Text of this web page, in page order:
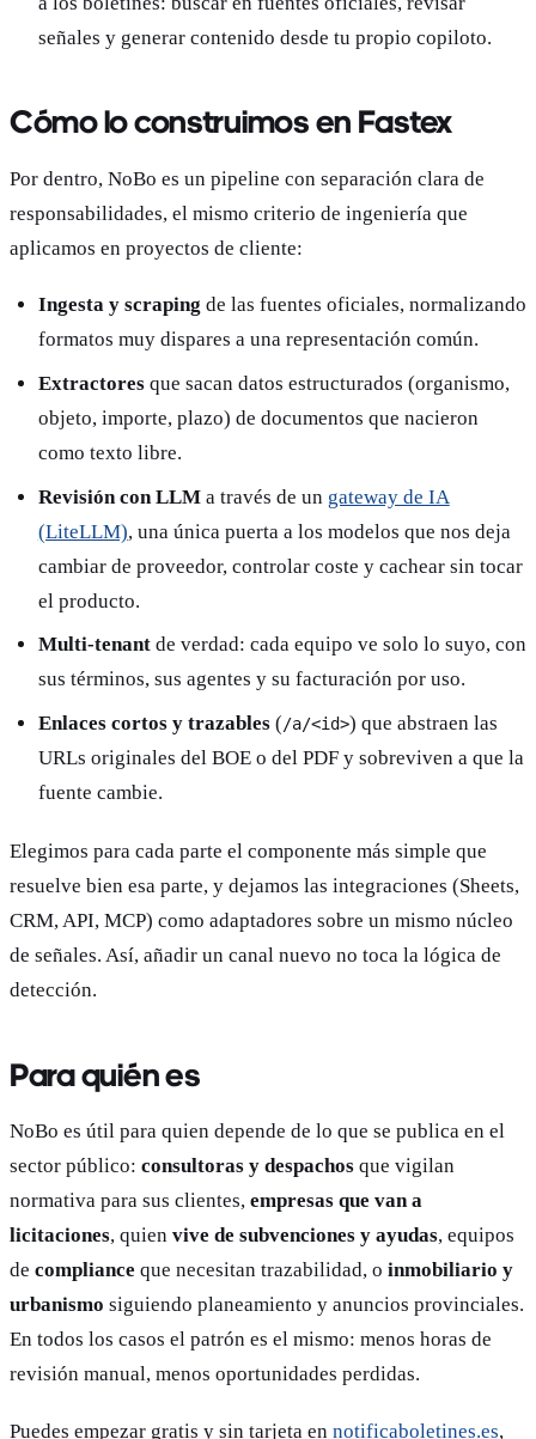
señales y generar contenido desde tu propio copiloto.
Cómo lo construimos en Fastex
Por dentro, NoBo es un pipeline con separación clara de
responsabilidades, el mismo criterio de ingeniería que
aplicamos en proyectos de cliente:
Ingesta y scraping de las fuentes oficiales, normalizando
formatos muy dispares a una representación común.
Extractoresque sacan datos estructurados (organismo,
objeto, importe, plazo) de documentos que nacieron
como texto libre.
Revisión con LLMa través de un gateway de IA
(LiteLLM), una única puerta a los modelos que nos deja
cambiar de proveedor, controlar coste y cachear sin tocar
el producto.
Multi-tenantde verdad: cada equipo ve solo lo suyo, con
sus términos, sus agentes y su facturación por uso.
Enlaces cortos y trazables(/a/<id>) que abstraen las
URLs originales del BOE o del PDF y sobreviven a que la
fuente cambie.
Elegimos para cada parte el componente más simple que
resuelve bien esa parte, y dejamos las integraciones (Sheets,
CRM, API, MCP) como adaptadores sobre un mismo núcleo
de señales. Así, añadir un canal nuevo no toca la lógica de
detección.
Para quién es
NoBo es útil para quien depende de lo que se publica en el
sector público: consultoras y despachos que vigilan
normativa para sus clientes, empresas que van a
licitaciones, quien vive de subvenciones y ayudas, equipos
de compliance que necesitan trazabilidad, o inmobiliario y
urbanismo siguiendo planeamiento y anuncios provinciales.
En todos los casos el patrón es el mismo: menos horas de
revisión manual, menos oportunidades perdidas.
Puedes empezar gratis y sin tarjeta en notificaboletines.es,